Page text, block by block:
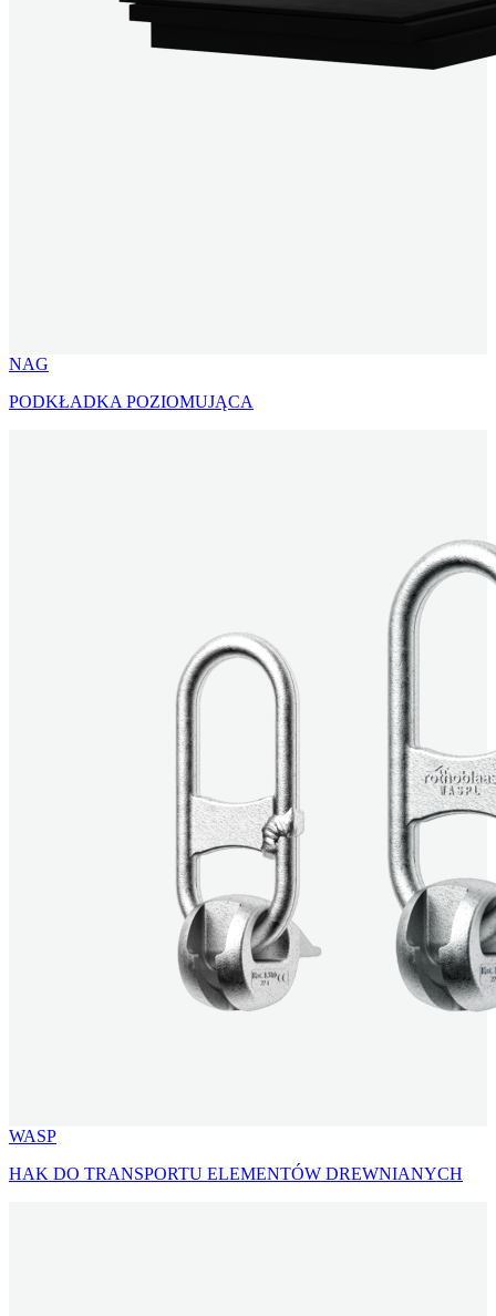
NAG
PODKŁADKA POZIOMUJĄCA
WASP
HAK DO TRANSPORTU ELEMENTÓW DREWNIANYCH